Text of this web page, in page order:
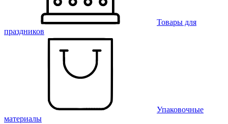
Товары для
праздников
Упаковочные
материалы